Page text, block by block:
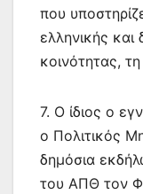
που
ελληνικής και
κοινότητας,
7. Ο ίδιος ο
ο Πολιτικός
δημόσια
του ΑΠΘ τον